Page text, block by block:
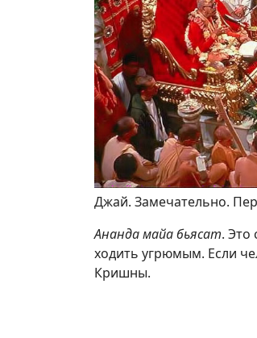
Джай. Замечательно.
Ананда майа бьясат. Это
ходить угрюмым. Если
Кришны.